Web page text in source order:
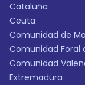
Cataluña
Ceuta
Comunidad de
Comunidad Foral
Comunidad
Extremadura